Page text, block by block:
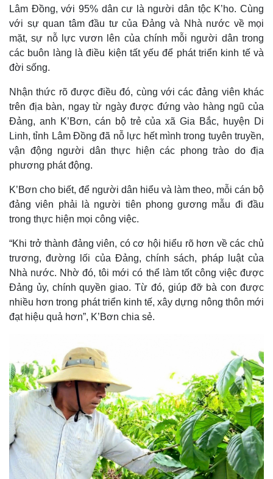
Thế giới
Quan sát
Cuộc sống đó đây
Hồ sơ
Multimedia
Video
Ảnh
E-Magazine
Infographic
Lâm Đồng, với 95% dân cư là người dân tộc K’ho. Cùng
với sự quan tâm đầu tư của Đảng và Nhà nước về mọi
mặt, sự nỗ lực vươn lên của chính mỗi người dân trong
các buôn làng là điều kiện tất yếu để phát triển kinh tế và
đời sống.
Nhận thức rõ được điều đó, cùng với các đảng viên khác
trên địa bàn, ngay từ ngày được đứng vào hàng ngũ của
Đảng, anh K’Bơn, cán bộ trẻ của xã Gia Bắc, huyện Di
Linh, tỉnh Lâm Đồng đã nỗ lực hết mình trong tuyên truyền,
vận động người dân thực hiện các phong trào do địa
phương phát động.
K’Bơn cho biết, để người dân hiểu và làm theo, mỗi cán bộ
đảng viên phải là người tiên phong gương mẫu đi đầu
trong thực hiện mọi công việc.
“Khi trở thành đảng viên, có cơ hội hiểu rõ hơn về các chủ
trương, đường lối của Đảng, chính sách, pháp luật của
Nhà nước. Nhờ đó, tôi mới có thể làm tốt công việc được
Đảng ủy, chính quyền giao. Từ đó, giúp đỡ bà con được
nhiều hơn trong phát triển kinh tế, xây dựng nông thôn mới
đạt hiệu quả hơn”, K’Bơn chia sẻ.